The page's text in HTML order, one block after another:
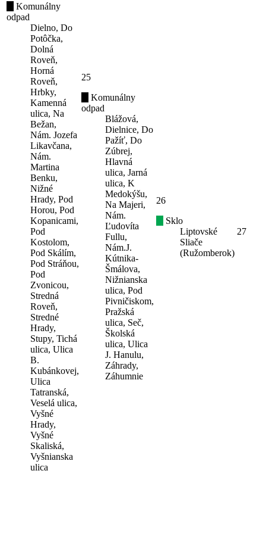
Komunálny
odpad
Dielno, Do
Potôčka,
Dolná
Roveň,
Horná
Roveň,
Hrbky,
Kamenná
ulica, Na
Bežan,
Nám. Jozefa
Likavčana,
Nám.
Martina
Benku,
Nižné
Hrady, Pod
Horou, Pod
Kopanicami,
Pod
Kostolom,
Pod Skálím,
Pod Stráňou,
Pod
Zvonicou,
Stredná
Roveň,
Stredné
Hrady,
Stupy, Tichá
ulica, Ulica
B.
Kubánkovej,
Ulica
Tatranská,
Veselá ulica,
Vyšné
Hrady,
Vyšné
Skaliská,
Vyšnianska
ulica
25
Komunálny
odpad
Blážová,
Dielnice, Do
Pažíť, Do
Zúbrej,
Hlavná
ulica, Jarná
ulica, K
Medokýšu,
Na Majeri,
Nám.
Ľudovíta
Fullu,
Nám.J.
Kútnika-
Šmálova,
Nižnianska
ulica, Pod
Pivničiskom,
Pražská
ulica, Seč,
Školská
ulica, Ulica
J. Hanulu,
Záhrady,
Záhumnie
26
Sklo
Liptovské
Sliače
(Ružomberok)
27